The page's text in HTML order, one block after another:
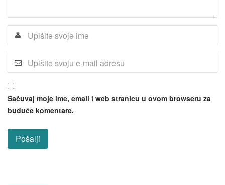
Sačuvaj moje ime, email i web stranicu u ovom browseru za
buduće komentare.